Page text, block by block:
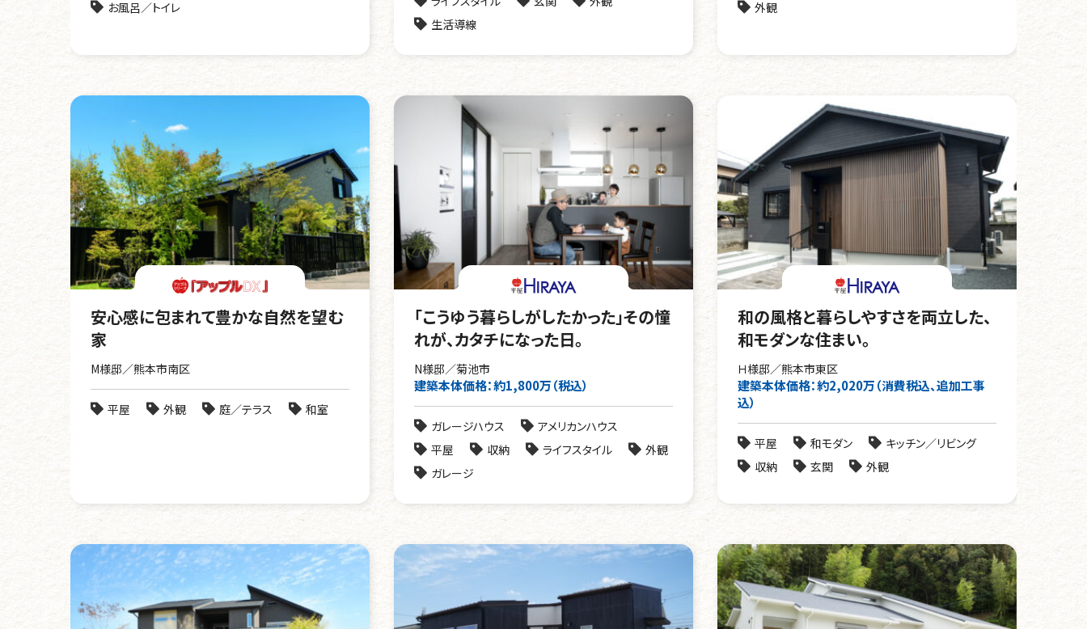
お風呂／トイレ
生活導線
外観
安心感に包まれて豊かな自然を望む
家
M様邸／熊本市南区
平屋 外観 庭／テラス 和室
「こうゆう暮らしがしたかった」その憧
れが、カタチになった日。
N様邸／菊池市
建築本体価格：約1,800万（税込）
ガレージハウス
アメリカンハウス
平屋
収納 ライフスタイル
外観
ガレージ
和の風格と暮らしやすさを両立した、
和モダンな住まい。
Ｈ様邸／熊本市東区
建築本体価格：約2,020万（消費税込、追加工事
込）
平屋 和モダン
キッチン／リビング
収納
玄関 外観